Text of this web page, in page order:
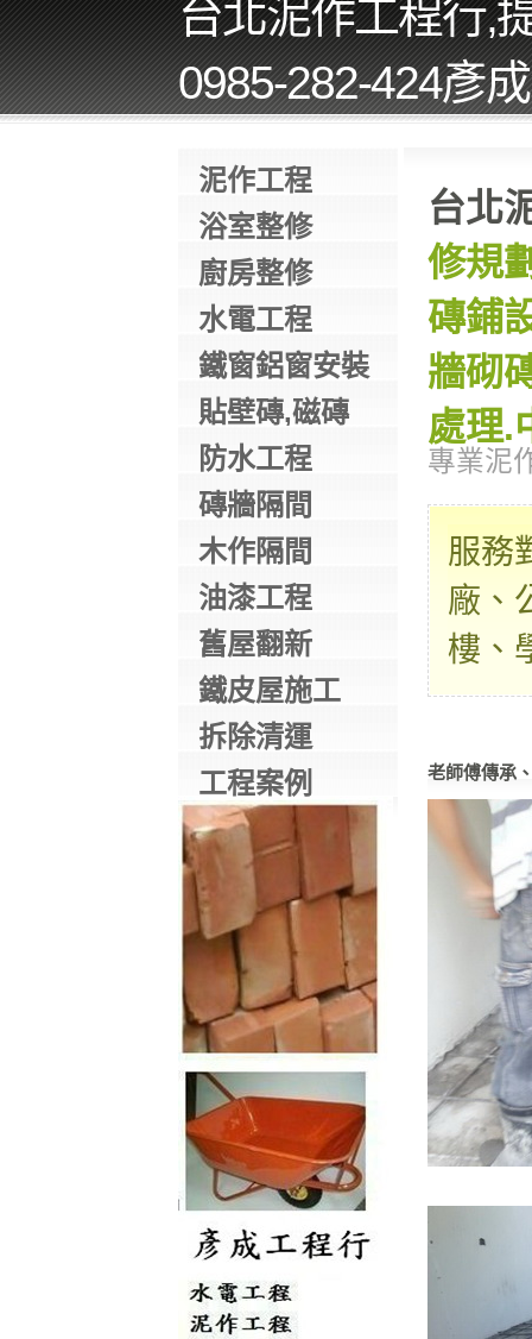
台北泥作工程行,
0985-282-424彥
泥作工程
浴室整修
廚房整修
水電工程
鐵窗鋁窗安裝
貼壁磚,磁磚
防水工程
磚牆隔間
木作隔間
油漆工程
舊屋翻新
鐵皮屋施工
拆除清運
工程案例
台北
修規
磚鋪
牆砌
處理.
專業泥
服務
廠、
樓、
老師傅傳承